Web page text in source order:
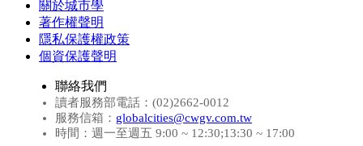
關於城市學
著作權聲明
隱私保護權政策
個資保護聲明
聯絡我們
讀者服務部電話：(02)2662-0012
服務信箱： globalcities@cwgv.com.tw
時間：週一至週五 9:00 ~ 12:30;13:30 ~ 17:00